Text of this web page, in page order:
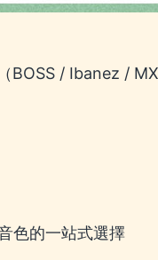
BOSS / Ibanez /
色的一站式選擇